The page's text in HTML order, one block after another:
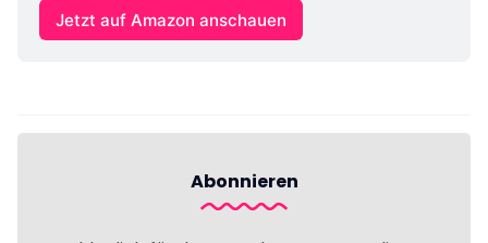
Jetzt auf Amazon anschauen
Abonnieren